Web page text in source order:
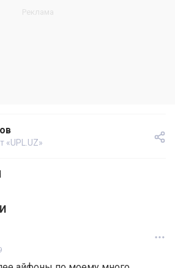
«UPL.UZ»